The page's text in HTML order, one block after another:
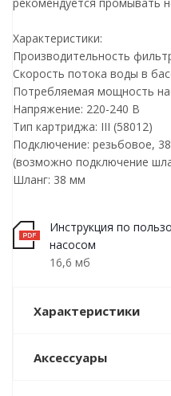
Характеристики:
Производительность
Скорость потока воды в
Потребляемая мощность
Напряжение: 220-240 В
Тип картриджа: III (58012)
Подключение: резьбовое,
(возможно подключение
Шланг: 38 мм
Инструкция по
насосом
16,6 мб
Характеристики
Аксессуары